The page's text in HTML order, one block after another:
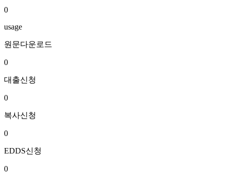
0
usage
원문다운로드
0
대출신청
0
복사신청
0
EDDS신청
0